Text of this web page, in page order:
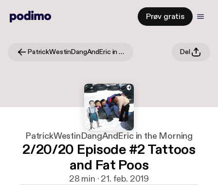
Prøv gratis
PatrickWestinDangAndEric in the Morning Del
PatrickWestinDangAndEric in the Morning
2/20/20 Episode #2 Tattoos
and Fat Poos
28 min · 21. feb. 2019